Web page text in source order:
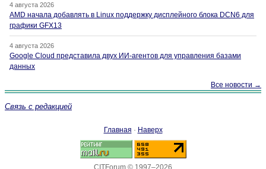
4 августа 2026
AMD начала добавлять в Linux поддержку дисплейного блока DCN6 для
графики GFX13
4 августа 2026
Google Cloud представила двух ИИ-агентов для управления базами
данных
Все новости →
Связь с редакцией
Главная · Наверх
CITForum © 1997–2026